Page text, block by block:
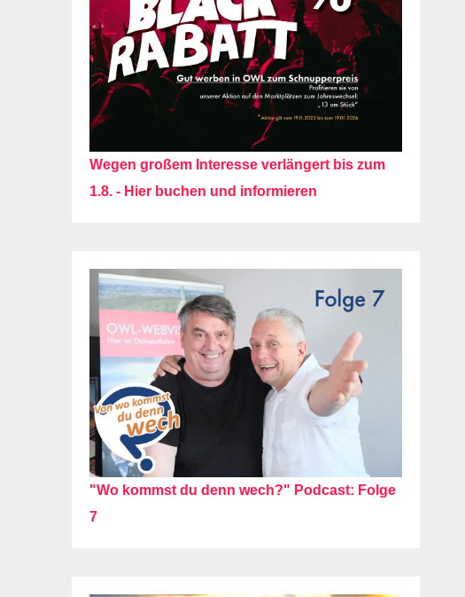
Wegen großem Interesse verlängert bis zum
1.8. - Hier buchen und informieren
"Wo kommst du denn wech?" Podcast: Folge
7